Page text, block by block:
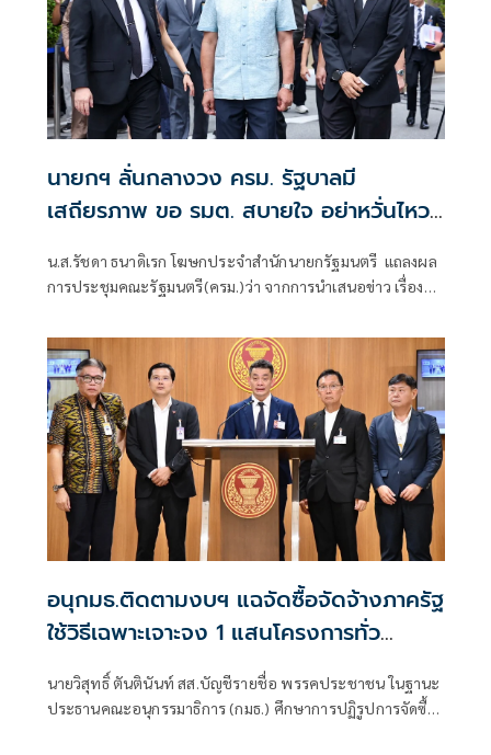
นายกฯ ลั่นกลางวง ครม. รัฐบาลมี
เสถียรภาพ ขอ รมต. สบายใจ อย่าหวั่นไหว
น.ส.รัชดา ธนาดิเรก โฆษกประจำสำนักนายกรัฐมนตรี แถลงผล
การประชุมคณะรัฐมนตรี(ครม.)ว่า จากการนำเสนอข่าว เรื่อง
ร่วมรัฐบาลและนายกฯไปแล้วว่า รัฐบาลนี้มีเสถียรภาพและ
ทำงานร่วมกันอย่างเต็มที่
อนุกมธ.ติดตามงบฯ แฉจัดซื้อจัดจ้างภาครัฐ
ใช้วิธีเฉพาะเจาะจง 1 แสนโครงการทั่ว
ประเทศ เอื้อทุจริตงบกว่า 5 หมื่นล้านบาท
นายวิสุทธิ์ ตันตินันท์ สส.บัญชีรายชื่อ พรรคประชาชน ในฐานะ
ประธานคณะอนุกรรมาธิการ (กมธ.) ศึกษาการปฏิรูปการจัดซื้อ